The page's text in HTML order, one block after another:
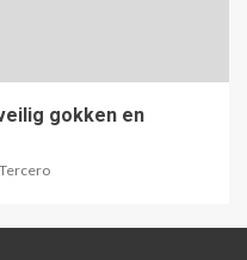
gokken en